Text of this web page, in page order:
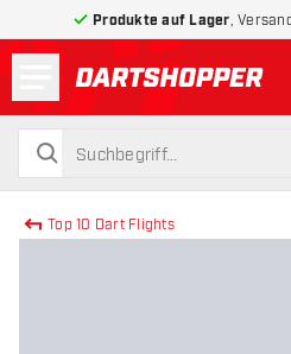
Produkte auf Lager ,
zurück zur
suchen
suchen
Top 10 Dart Flights